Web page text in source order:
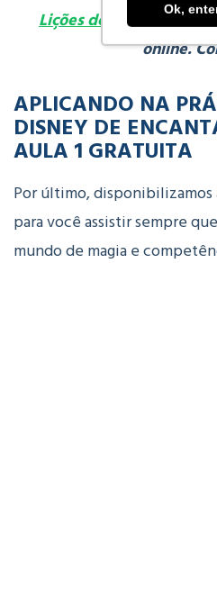
Ok,
Lições de Criatividade
online.
APLICANDO NA
DISNEY DE
AULA 1 GRATUITA
Por último, disponibilizamos
para você assistir sempre
mundo de magia e